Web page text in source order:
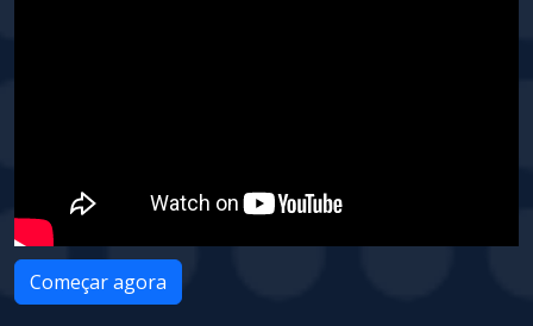
Começar agora